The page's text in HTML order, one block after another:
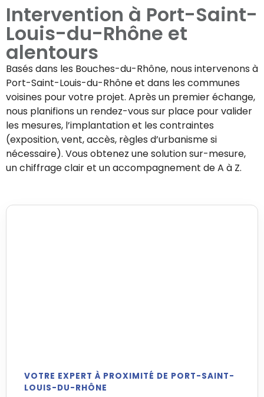
Intervention à Port-Saint-
Louis-du-Rhône et
alentours
Basés dans les Bouches-du-Rhône, nous intervenons à
Port-Saint-Louis-du-Rhôneet dans les communes
voisines pour votre projet. Après un premier échange,
nous planifions un rendez-vous sur place pour valider
les mesures, l’implantation et les contraintes
(exposition, vent, accès, règles d’urbanisme si
nécessaire). Vous obtenez une solution sur-mesure,
un chiffrage clair et un accompagnement de A à Z.
VOTRE EXPERT À PROXIMITÉ DE PORT-SAINT-
LOUIS-DU-RHÔNE